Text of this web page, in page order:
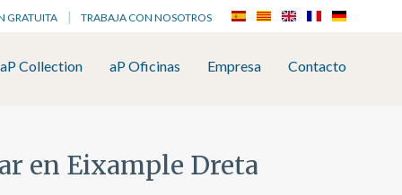
GRATUITA TRABAJA CON NOSOTROS
aP Collection aP Oficinas Empresa Contacto
en Eixample Dreta